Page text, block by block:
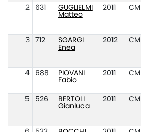
2 631
GUGLIELMI
Matteo
2011 CM
3 712
SGARGI
Enea
2012 CM
4 688
PIOVANI
Fabio
2011 CM
5 526
BERTOLI
Gianluca
2011 CM